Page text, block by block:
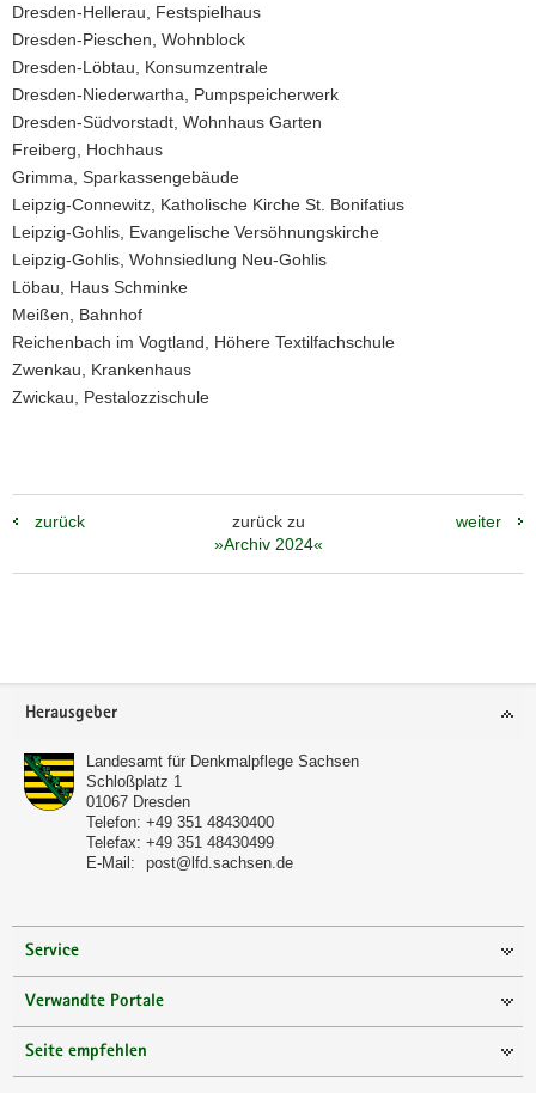
Dresden-Hellerau, Festspielhaus
Dresden-Pieschen, Wohnblock
Dresden-Löbtau, Konsumzentrale
Dresden-Niederwartha, Pumpspeicherwerk
Dresden-Südvorstadt, Wohnhaus Garten
Freiberg, Hochhaus
Grimma, Sparkassengebäude
Leipzig-Connewitz, Katholische Kirche St. Bonifatius
Leipzig-Gohlis, Evangelische Versöhnungskirche
Leipzig-Gohlis, Wohnsiedlung Neu-Gohlis
Löbau, Haus Schminke
Meißen, Bahnhof
Reichenbach im Vogtland, Höhere Textilfachschule
Zwenkau, Krankenhaus
Zwickau, Pestalozzischule
zurück
zurück zu
»Archiv 2024«
weiter
Footer-
Herausgeber
Landesamt für Denkmalpflege Sachsen
Schloßplatz 1
01067 Dresden
Telefon: +49 351 48430400
Telefax: +49 351 48430499
E-Mail:
post@lfd.sachsen.de
Service
Verwandte Portale
Seite empfehlen